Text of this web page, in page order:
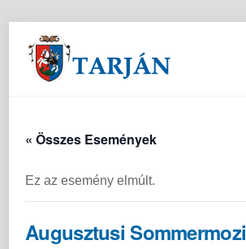
« Összes Események
Ez az esemény elmúlt.
Augusztusi Sommermozi